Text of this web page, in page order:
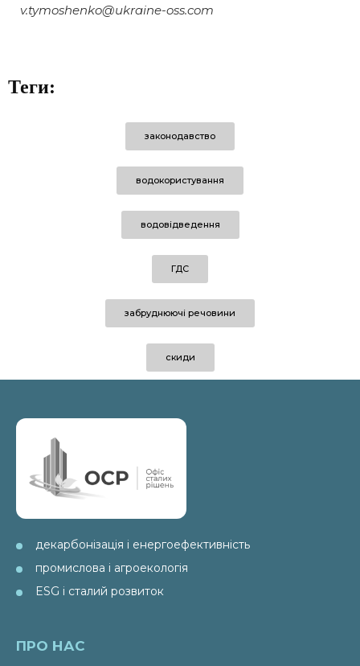
v.tymoshenko@ukraine-oss.com
Теги:
законодавство
водокористування
водовідведення
ГДС
забруднюючі речовини
скиди
декарбонізація і енергоефективність
промислова і агроекологія
ESG і сталий розвиток
ПРО НАС